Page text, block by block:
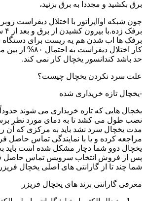
برق بکشید و مجددا به برق بزنید،
چون شبکه اوااپراتور با اختلال دیفراست
برفک ها اب شدن هم یه ریست برای دستگاه
کار اختلال دیفراست
حد باشد کندانسور یخچال کار نمی کند.
علت سرد نکردن یخچال چیست؟
-یخچال تازه خریداری شده
نصب طول می کشد تا به دمای مورد نظر
مدت یخچال سرد نشد باید به مرکزی که آن
مراجعه کرده و یا با نمایندگی تماس حاصل
یخچال دوو شما دچار مشکل شده است باید
پس از فروش انتخاب سرویس تماس حاصل
شما چند تا از گارانتی های اصلی یخچال
معرفی گارانتی برند های یخچال فریزر